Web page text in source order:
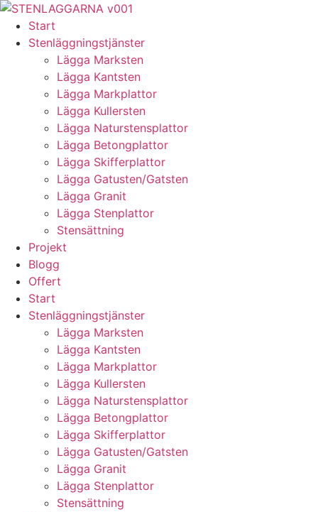
Skip
content
Start
Stenläggningstjänster
Lägga Marksten
Lägga Kantsten
Lägga Markplattor
Lägga Kullersten
Lägga Naturstensplattor
Lägga Betongplattor
Lägga Skifferplattor
Lägga Gatusten/Gatsten
Lägga Granit
Lägga Stenplattor
Stensättning
Projekt
Blogg
Offert
Start
Stenläggningstjänster
Lägga Marksten
Lägga Kantsten
Lägga Markplattor
Lägga Kullersten
Lägga Naturstensplattor
Lägga Betongplattor
Lägga Skifferplattor
Lägga Gatusten/Gatsten
Lägga Granit
Lägga Stenplattor
Stensättning